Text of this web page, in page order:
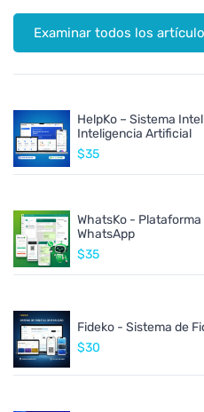
Examinar todos los
HelpKo – Sistema
Inteligencia Artificial
$35
WhatsKo -
WhatsApp
$35
Fideko - Sistema de
$30